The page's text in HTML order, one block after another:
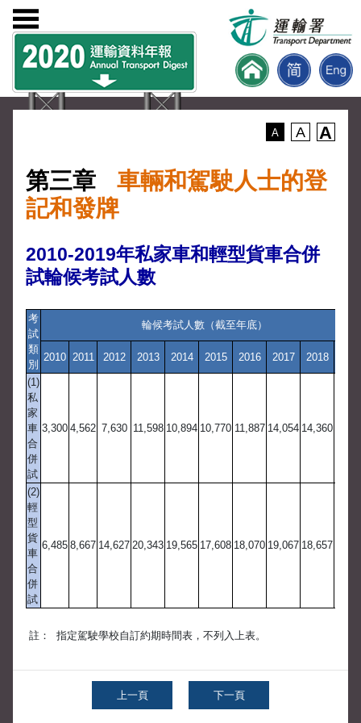
A A A
第三章
車輛和駕駛人士的登
記和發牌
2010-2019年私家車和輕型貨車合併
試輪候考試人數
考
試
類
別
輪候考試人數（截至年底）
2010 2011 2012 2013 2014 2015 2016 2017 2018
(1)
私
家
車
合
併
試
3,300 4,562 7,630 11,598 10,894 10,770 11,887 14,054 14,360
(2)
輕
型
貨
車
合
併
試
6,485 8,667 14,627 20,343 19,565 17,608 18,070 19,067 18,657
註： 指定駕駛學校自訂約期時間表，不列入上表。
上一頁 下一頁